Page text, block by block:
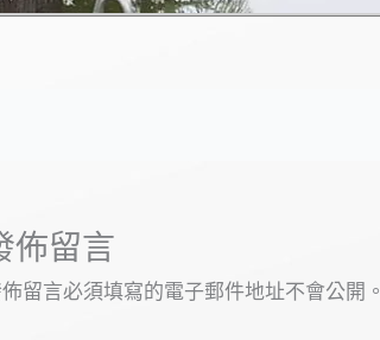
佈留言
留言必須填寫的電子郵件地址不會公開。